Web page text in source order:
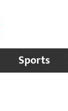
Sports